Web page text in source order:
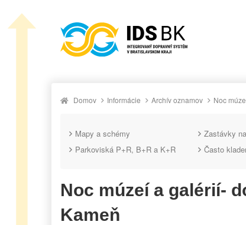
Domov Informácie Archív oznamov Noc
Mapy a schémy Zastávky
Parkoviská P+R, B+R a K+R
Často
Noc múzeí a galérií-
Kameň